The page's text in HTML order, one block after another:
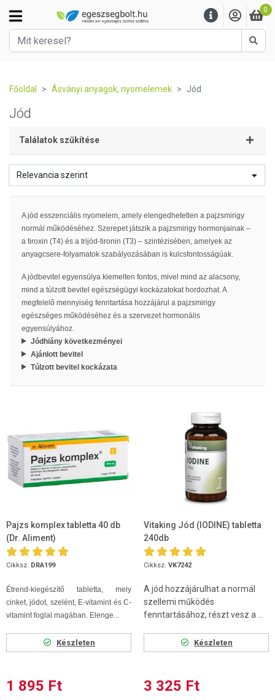
0
Főoldal Ásványi anyagok, nyomelemek Jód
Jód
Találatok szűkítése
Relevancia szerint
A jód esszenciális nyomelem, amely elengedhetetlen a pajzsmirigy
normál működéséhez. Szerepet játszik a pajzsmirigy hormonjainak –
a tiroxin (T4) és a trijód-tironin (T3) – szintézisében, amelyek az
anyagcsere-folyamatok szabályozásában is kulcsfontosságúak.
A jódbevitel egyensúlya kiemelten fontos, mivel mind az alacsony,
mind a túlzott bevitel egészségügyi kockázatokat hordozhat. A
megfelelő mennyiség fenntartása hozzájárul a pajzsmirigy
egészséges működéséhez és a szervezet hormonális
egyensúlyához.
Jódhiány következményei
Ajánlott bevitel
Túlzott bevitel kockázata
Pajzs komplex tabletta 40 db
(Dr. Aliment)
Cikksz. DRA199
Étrend-kiegészítő tabletta, mely
cinket, jódot, szelént, E-vitamint és C-
vitamint foglal magában. Elenge...
Készleten
1 895 Ft
Vitaking Jód (IODINE) tabletta
240db
Cikksz. VK7242
A jód hozzájárulhat a normál
szellemi működés
fenntartásához, részt vesz a ...
Készleten
3 325 Ft